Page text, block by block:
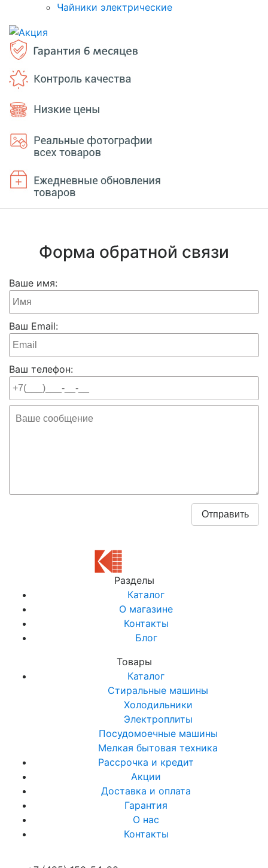
Чайники электрические
Форма обратной связи
Ваше имя:
Ваш Email:
Ваш телефон:
Разделы
Каталог
О магазине
Контакты
Блог
Товары
Каталог
Стиральные машины
Холодильники
Электроплиты
Посудомоечные машины
Мелкая бытовая техника
Рассрочка и кредит
Акции
Доставка и оплата
Гарантия
О нас
Контакты